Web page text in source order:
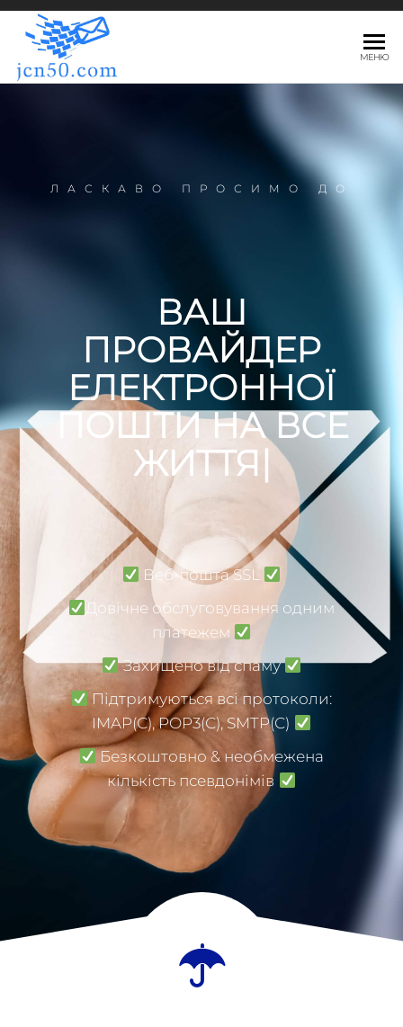
МЕНЮ
ЛАСКАВО ПРОСИМО ДО
ВАШ
ПРОВАЙДЕР
ЕЛЕКТРОННОЇ
ПОШТИ НА ВСЕ
ЖИТТЯ
Веб-пошта SSL
Довічне обслуговування одним
платежем
Захищено від спаму
Підтримуються всі протоколи:
IMAP(С), POP3(С), SMTP(С)
Безкоштовно & необмежена
кількість псевдонімів